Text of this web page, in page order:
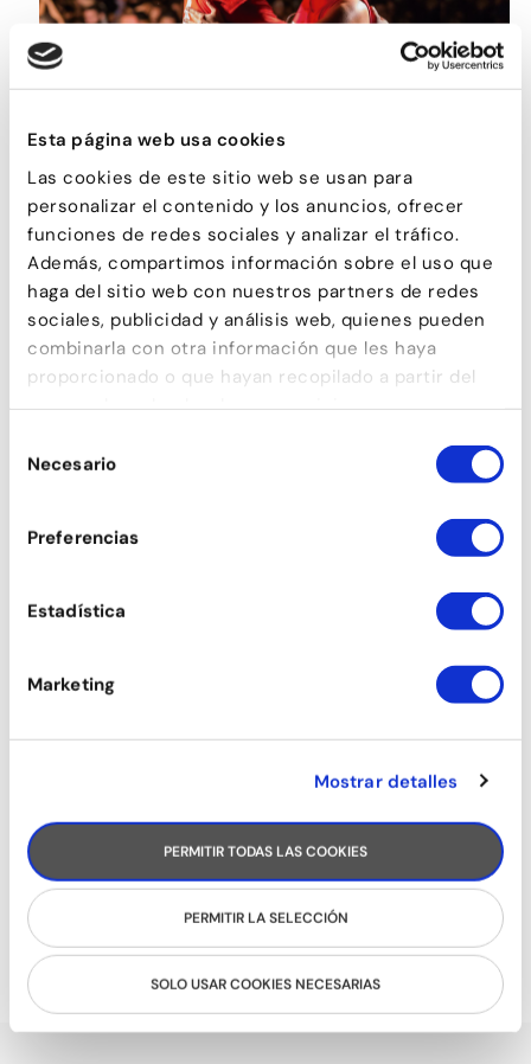
Esta página web usa cookies
Las cookies de este sitio web se usan para
personalizar el contenido y los anuncios, ofrecer
funciones de redes sociales y analizar el tráfico.
Además, compartimos información sobre el uso que
haga del sitio web con nuestros partners de redes
sociales, publicidad y análisis web, quienes pueden
combinarla con otra información que les haya
proporcionado o que hayan recopilado a partir del
uso que haya hecho de sus servicios.
deNecesario
Preferencias
Estadística
Marketing
Mostrar detalles
PERMITIR TODAS LAS COOKIES
PERMITIR LA SELECCIÓN
SOLO USAR COOKIES NECESARIAS
SON
SALSA CUBANA ESTILO (CHICAS)
ROCK&ROLL